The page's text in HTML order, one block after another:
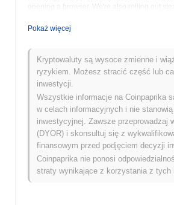
opening a browser. We're also rolling out
those will be tier-gated to $OPAQUE
github.com/OpaquePrivacy/OpaquePrivacy
stand out? A lot of utility tokens don't
$OPAQUE actually cuts the fees you pay
around 15% off at Tier 1, 30% off at Tier 2,
(thresholds are 0.1%, 0.5%, and 1% of total
payment caps on the Telegram bot from
up to unlimited at Tier 3. The discounts apply
settlement, no coupon to enter. What can
it for the tier benefits — lower fees, higher
mix windows and larger denomination sets
can also trade it on pump.fun, and once it
pool, anywhere Jupiter routes liquidity. Is this
relevant? Yes, very. We just shipped three
Pokaż więcej
Kryptowaluty są wysoce zmienne i
ryzykiem. Możesz stracić część lub
inwestycji.
Wszystkie informacje na Coinpaprika
w celach informacyjnych i nie
inwestycyjnej. Zawsze przeprowadzaj
(DYOR) i skonsultuj się z
finansowym przed podjęciem decyzji
Coinpaprika nie ponosi
straty wynikające z korzystania z tych